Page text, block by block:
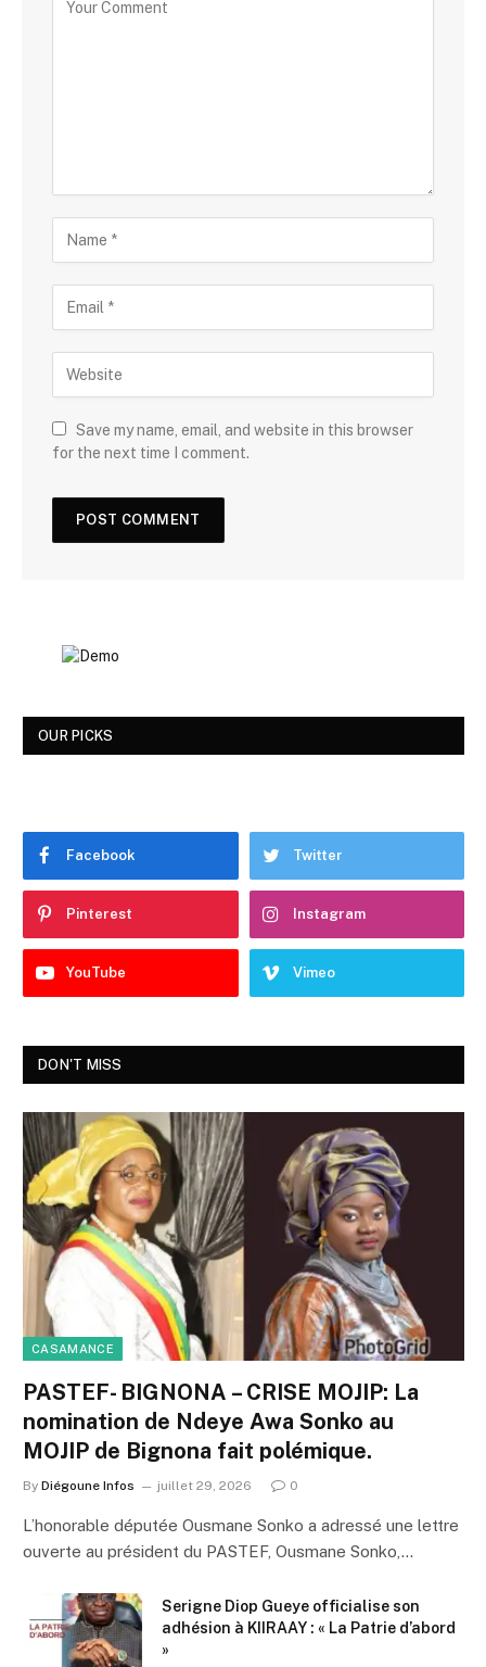
Save my name, email, and website in this browser
for the next time I comment.
OUR PICKS
Facebook Twitter
Pinterest Instagram
YouTube Vimeo
DON'T MISS
CASAMANCE
PASTEF- BIGNONA – CRISE MOJIP: La
nomination de Ndeye Awa Sonko au
MOJIP de Bignona fait polémique.
By Diégoune Infos juillet 29, 2026 0
L’honorable députée Ousmane Sonko a adressé une lettre
ouverte au président du PASTEF, Ousmane Sonko,…
Serigne Diop Gueye officialise son
adhésion à KIIRAAY : « La Patrie d’abord
»